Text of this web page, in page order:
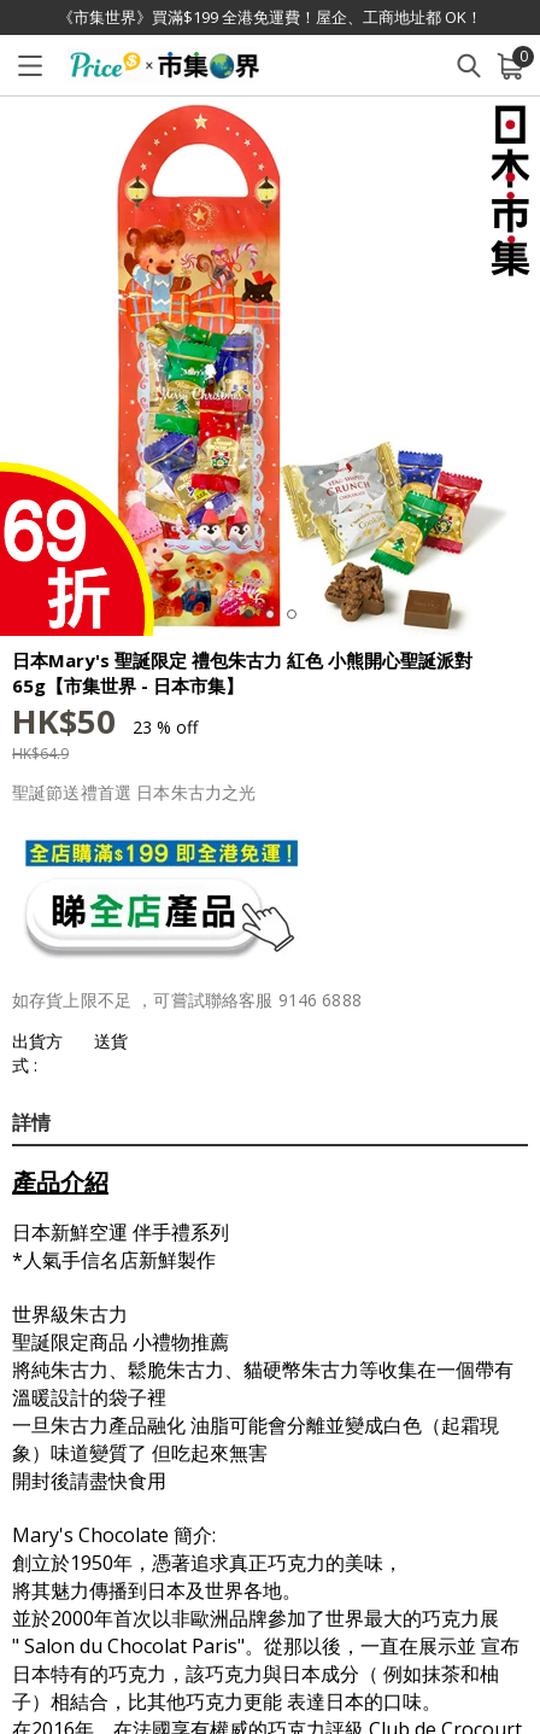
《市集世界》買滿$199 全港免運費！屋企、工商地址都 OK！
0
已加入購物車 查看
日本Mary's 聖誕限定 禮包朱古力 紅色 小熊開心聖誕派對
65g【市集世界 - 日本市集】
HK$50 23 % off
HK$64.9
聖誕節送禮首選 日本朱古力之光
如存貨上限不足 ，可嘗試聯絡客服 9146 6888
出貨方
式 :
送貨
詳情
產品介紹
日本新鮮空運 伴手禮系列
*人氣手信名店新鮮製作
世界級朱古力
聖誕限定商品 小禮物推薦
將純朱古力、鬆脆朱古力、貓硬幣朱古力等收集在一個帶有
溫暖設計的袋子裡
一旦朱古力產品融化 油脂可能會分離並變成白色（起霜現
象）味道變質了 但吃起來無害
開封後請盡快食用
Mary's Chocolate 簡介:
創立於1950年，憑著追求真正巧克力的美味，
將其魅力傳播到日本及世界各地。
並於2000年首次以非歐洲品牌參加了世界最大的巧克力展
" Salon du Chocolat Paris"。從那以後，一直在展示並 宣布
日本特有的巧克力，該巧克力與日本成分（ 例如抹茶和柚
子）相結合，比其他巧克力更能 表達日本的口味。